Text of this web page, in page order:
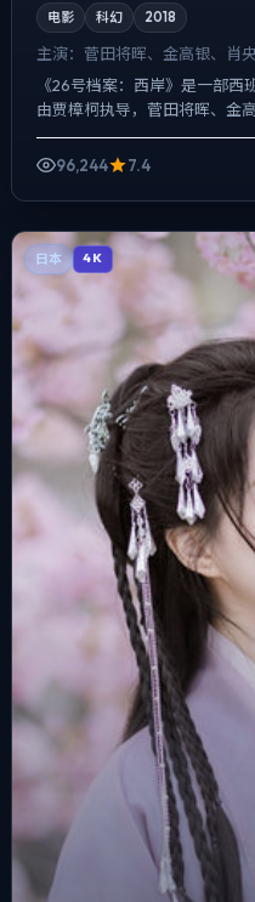
电影 科幻 2018
主演： 菅田将晖、金高银、肖
《26号档案：西岸》是一部西
由贾樟柯执导，菅田将晖、金
普通人的抉择瞬间，一场意外
96,244
7.4
日本 4K